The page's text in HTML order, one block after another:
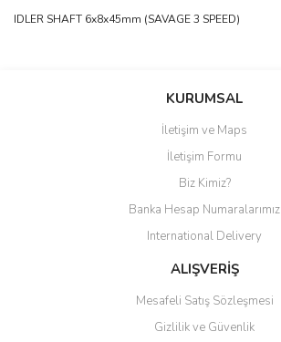
IDLER SHAFT 6x8x45mm (SAVAGE 3 SPEED)
Bu ürüne ilk yorumu siz yapın!
Yorum Yaz
KURUMSAL
İletişim ve Maps
İletişim Formu
Biz Kimiz?
Banka Hesap Numaralarımız
International Delivery
ALIŞVERİŞ
Mesafeli Satış Sözleşmesi
Gizlilik ve Güvenlik